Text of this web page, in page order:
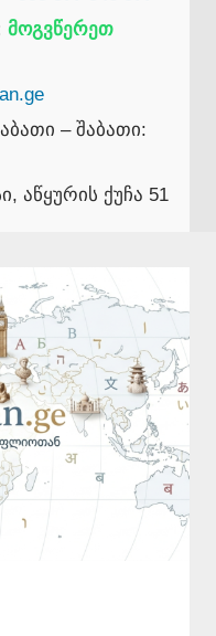
მოგვწერეთ
– შაბათი:
აწყურის ქუჩა 51